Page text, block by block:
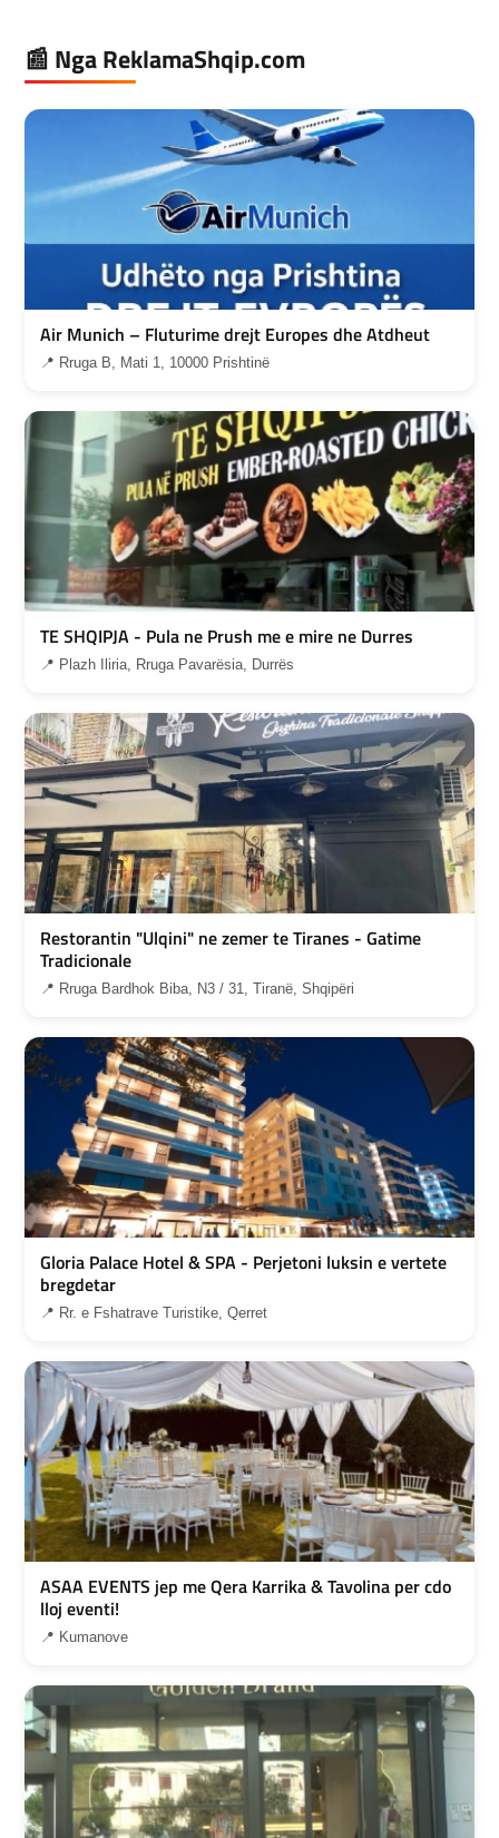
📰 Nga ReklamaShqip.com
Air Munich – Fluturime drejt Europes dhe Atdheut
📍 Rruga B, Mati 1, 10000 Prishtinë
TE SHQIPJA - Pula ne Prush me e mire ne Durres
📍 Plazh Iliria, Rruga Pavarësia, Durrës
Restorantin "Ulqini" ne zemer te Tiranes - Gatime
Tradicionale
📍 Rruga Bardhok Biba, N3 / 31, Tiranë, Shqipëri
Gloria Palace Hotel & SPA - Perjetoni luksin e vertete
bregdetar
📍 Rr. e Fshatrave Turistike, Qerret
ASAA EVENTS jep me Qera Karrika & Tavolina per cdo
lloj eventi!
📍 Kumanove